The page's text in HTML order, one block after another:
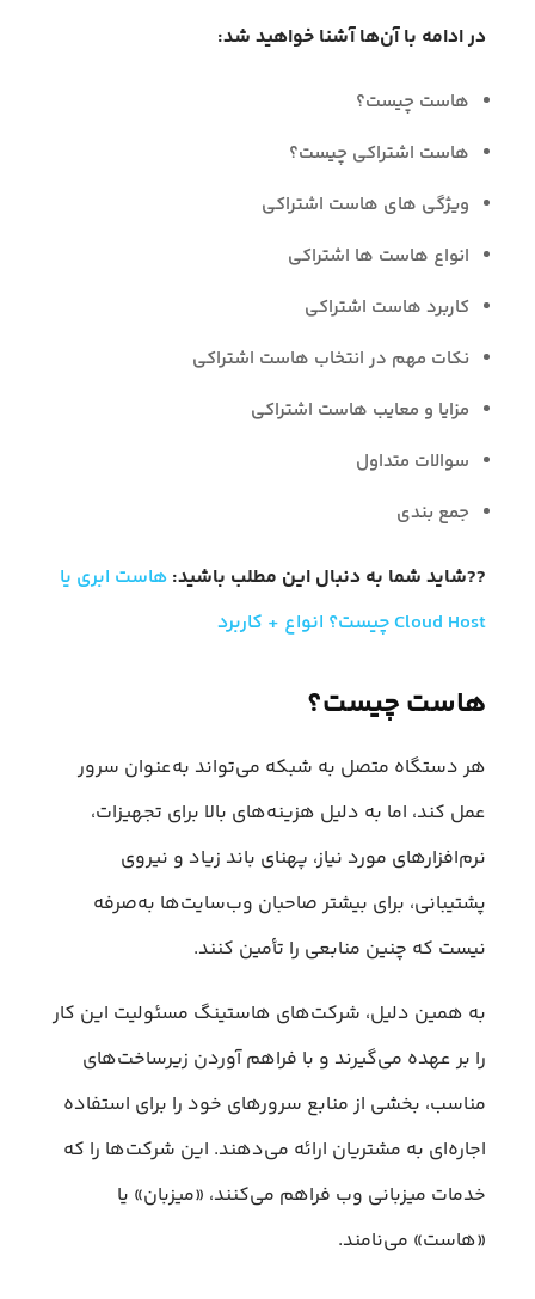
در ادامه با آن‌ها آشنا خواهید شد:
هاست چیست؟
هاست اشتراکی چیست؟
ویژگی های هاست اشتراکی
انواع هاست ها اشتراکی
کاربرد هاست اشتراکی
نکات مهم در انتخاب هاست اشتراکی
مزایا و معایب هاست اشتراکی
سوالات متداول
جمع بندی
??شاید شما به دنبال این مطلب باشید: هاست ابری یا
Cloud Host چیست؟ انواع + کاربرد
هاست چیست؟
هر دستگاه متصل به شبکه می‌تواند به‌عنوان سرور
عمل کند، اما به دلیل هزینه‌های بالا برای تجهیزات،
نرم‌افزارهای مورد نیاز، پهنای باند زیاد و نیروی
پشتیبانی، برای بیشتر صاحبان وب‌سایت‌ها به‌صرفه
نیست که چنین منابعی را تأمین کنند.
به همین دلیل، شرکت‌های هاستینگ مسئولیت این کار
را بر عهده می‌گیرند و با فراهم آوردن زیرساخت‌های
مناسب، بخشی از منابع سرورهای خود را برای استفاده
اجاره‌ای به مشتریان ارائه می‌دهند. این شرکت‌ها را که
خدمات میزبانی وب فراهم می‌کنند، «میزبان» یا
«هاست» می‌نامند.